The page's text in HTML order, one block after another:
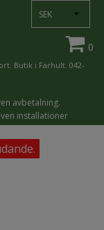
SEK
0
Butik i Farhult. 042-
avbetalning.
installationer